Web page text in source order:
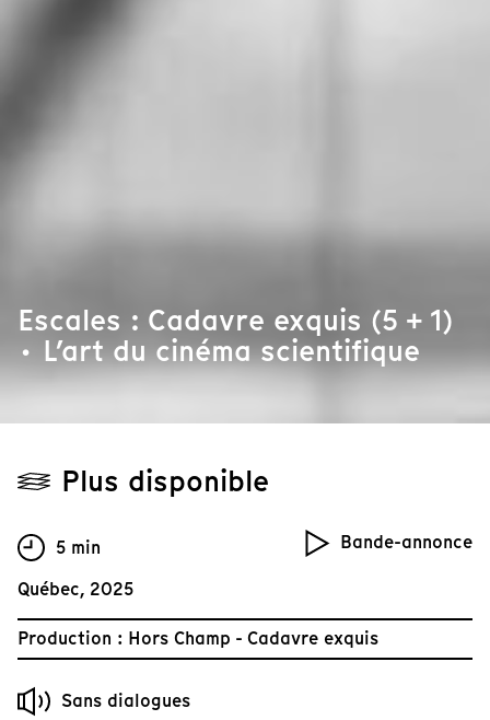
Escales : Cadavre exquis (5 + 1)
· L’art du cinéma scientifique
Plus disponible
Bande-annonce
5 min
Québec, 2025
Production : Hors Champ - Cadavre exquis
Sans dialogues